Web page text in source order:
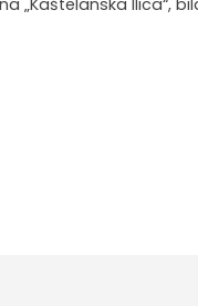
„Kaštelanska Ilica“,